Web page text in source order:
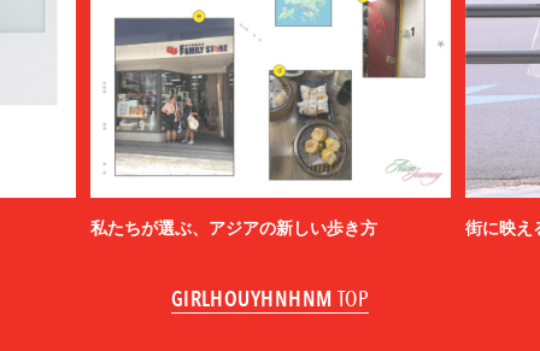
私たちが選ぶ、アジアの新しい歩き方 街に映え
GIRLHOUYHNHNM TOP